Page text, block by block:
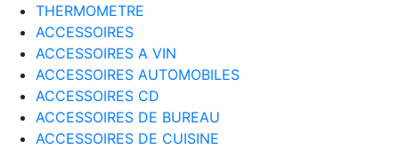
THERMOMETRE
ACCESSOIRES
ACCESSOIRES A VIN
ACCESSOIRES AUTOMOBILES
ACCESSOIRES CD
ACCESSOIRES DE BUREAU
ACCESSOIRES DE CUISINE